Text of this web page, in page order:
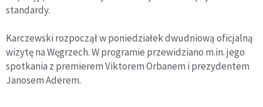
standardy.
Karczewski rozpoczął w poniedziałek dwudniową oficjalną
wizytę na Węgrzech. W programie przewidziano m.in. jego
spotkania z premierem Viktorem Orbanem i prezydentem
Janosem Aderem.